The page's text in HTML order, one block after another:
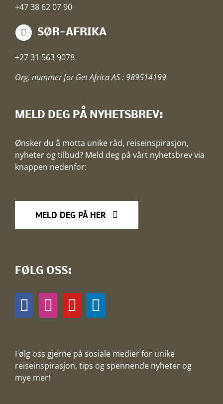
+47 38 62 07 90
SØR-AFRIKA
+27 31 563 9078
Org. nummer for Get Africa AS : 989514199
MELD DEG PÅ NYHETSBREV:
Ønsker du å motta unike råd, reiseinspirasjon,
nyheter og tilbud? Meld deg på vårt nyhetsbrev via
knappen nedenfor:
MELD DEG PÅ HER
FØLG OSS:
Følg oss gjerne på sosiale medier for unike
reiseinspirasjon, tips og spennende nyheter og
mye mer!